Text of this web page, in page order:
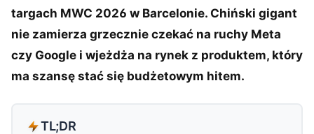
targach MWC 2026 w Barcelonie. Chiński gigant
nie zamierza grzecznie czekać na ruchy Meta
czy Google i wjeżdża na rynek z produktem, który
ma szansę stać się budżetowym hitem.
TL;DR